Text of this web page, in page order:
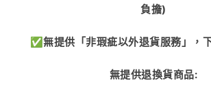
負擔)
✅無提供「非瑕疵以外退貨服務」，
無提供退換貨商品: